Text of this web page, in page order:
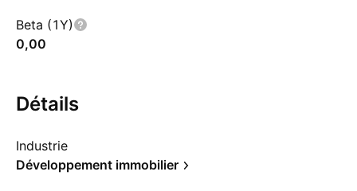
Beta (1Y)
0,00
Détails
Industrie
Développement immobilier